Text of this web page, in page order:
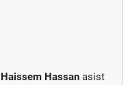
Haissem Hassan asist